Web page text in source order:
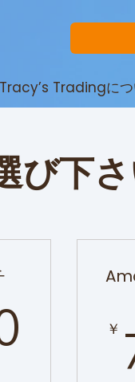
Tracy’s Tradingにつ
び下
￥